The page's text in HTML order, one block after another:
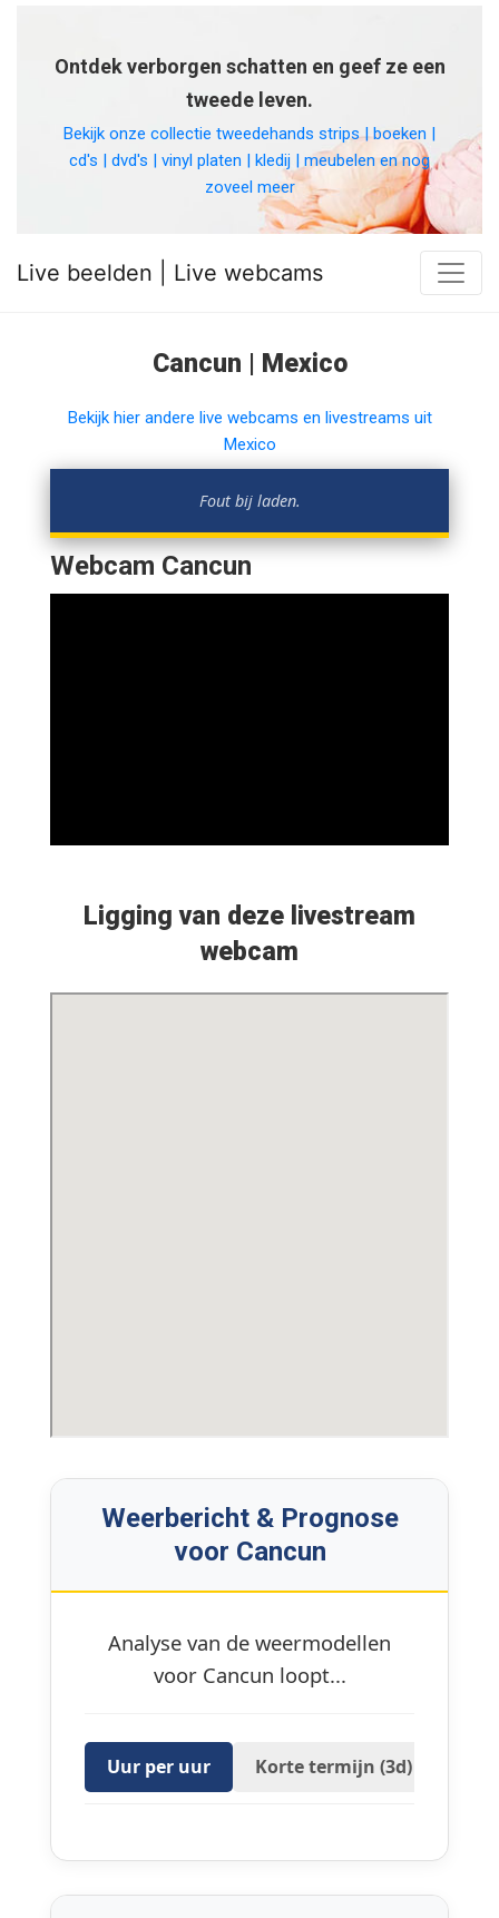
Ontdek verborgen schatten en geef ze een
tweede leven.
Bekijk onze collectie tweedehands strips | boeken |
cd's | dvd's | vinyl platen | kledij | meubelen en nog
zoveel meer
Live beelden | Live webcams
Cancun | Mexico
Bekijk hier andere live webcams en livestreams uit
Mexico
Fout bij laden.
Webcam Cancun
Ligging van deze livestream
webcam
Weerbericht & Prognose
voor Cancun
Analyse van de weermodellen
voor Cancun loopt...
Uur per uur Korte termijn (3d)